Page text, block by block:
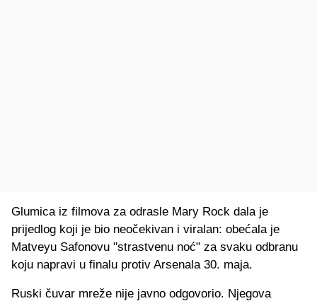
Glumica iz filmova za odrasle Mary Rock dala je
prijedlog koji je bio neočekivan i viralan: obećala je
Matveyu Safonovu "strastvenu noć" za svaku odbranu
koju napravi u finalu protiv Arsenala 30. maja.
Ruski čuvar mreže nije javno odgovorio. Njegova